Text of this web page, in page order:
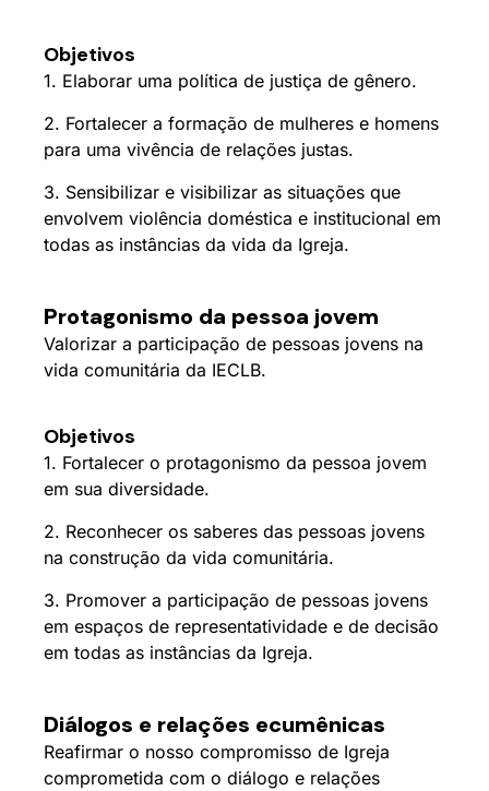
Objetivos
1. Elaborar uma política de justiça de gênero.
2. Fortalecer a formação de mulheres e homens
para uma vivência de relações justas.
3. Sensibilizar e visibilizar as situações que
envolvem violência doméstica e institucional em
todas as instâncias da vida da Igreja.
Protagonismo da pessoa jovem
Valorizar a participação de pessoas jovens na
vida comunitária da IECLB.
Objetivos
1. Fortalecer o protagonismo da pessoa jovem
em sua diversidade.
2. Reconhecer os saberes das pessoas jovens
na construção da vida comunitária.
3. Promover a participação de pessoas jovens
em espaços de representatividade e de decisão
em todas as instâncias da Igreja.
Diálogos e relações ecumênicas
Reafirmar o nosso compromisso de Igreja
comprometida com o diálogo e relações